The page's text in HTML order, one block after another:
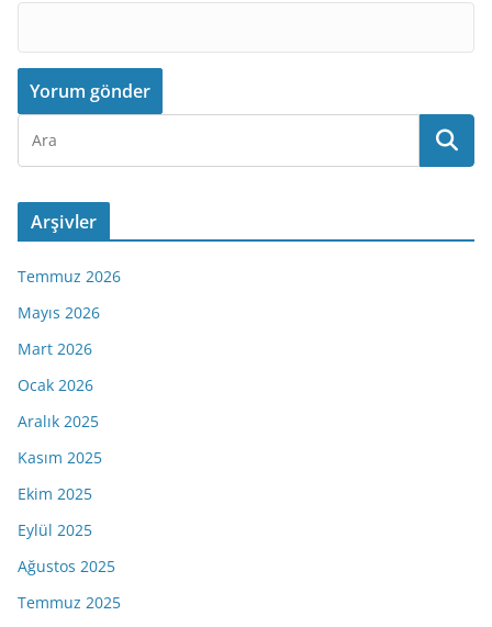
Arşivler
Temmuz 2026
Mayıs 2026
Mart 2026
Ocak 2026
Aralık 2025
Kasım 2025
Ekim 2025
Eylül 2025
Ağustos 2025
Temmuz 2025